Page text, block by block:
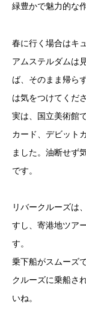
緑豊かで魅力的な
春に行く場合はキ
アムステルダムは
ば、そのまま帰ら
は気をつけてくだ
実は、国立美術館
カード、デビット
ました。油断せず
です。
リバークルーズは
すし、寄港地ツア
す。
乗下船がスムーズ
クルーズに乗船さ
いね。